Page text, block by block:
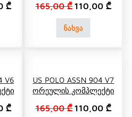
price was: 165,00 ₾.
₾Current price is: 110,00 ₾.
165,00₾ Original price
110,00 ₾
ნახვა
V6
price was: 165,00 ₾.
₾Current price is: 110,00 ₾.
US POLO ASSN 904 V7
Ორეულის Კომპლექტი
165,00₾ Original price
110,00 ₾